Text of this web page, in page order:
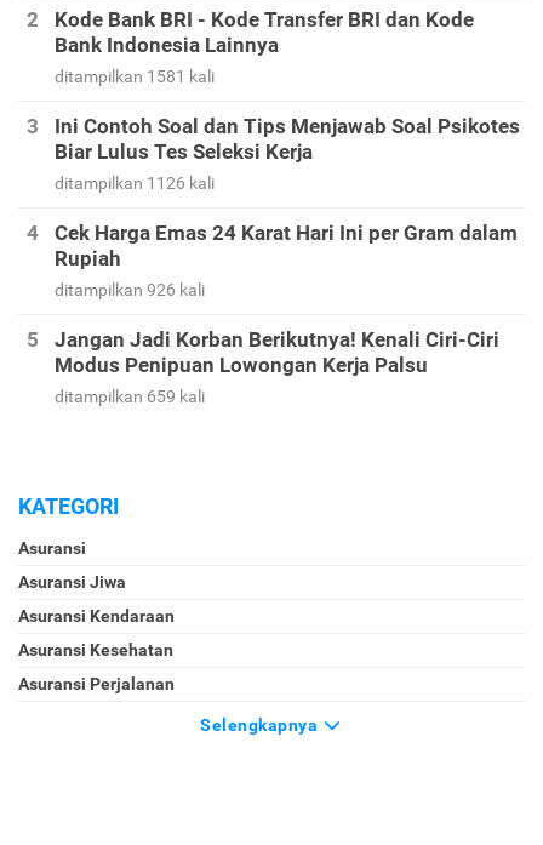
Kode Bank BRI - Kode Transfer BRI dan Kode
Bank Indonesia Lainnya
ditampilkan 1581 kali
Ini Contoh Soal dan Tips Menjawab Soal Psikotes
Biar Lulus Tes Seleksi Kerja
ditampilkan 1126 kali
Cek Harga Emas 24 Karat Hari Ini per Gram dalam
Rupiah
ditampilkan 926 kali
Jangan Jadi Korban Berikutnya! Kenali Ciri-Ciri
Modus Penipuan Lowongan Kerja Palsu
ditampilkan 659 kali
KATEGORI
Asuransi
Asuransi Jiwa
Asuransi Kendaraan
Asuransi Kesehatan
Asuransi Perjalanan
Selengkapnya